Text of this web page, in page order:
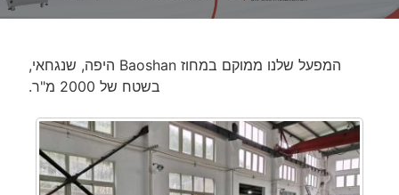
המפעל שלנו ממוקם במחוז Baoshan היפה, שנגחאי,
בשטח של 2000 מ"ר.